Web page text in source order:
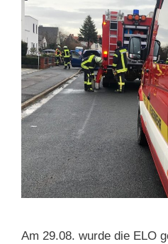
Am 29.08. wurde die ELO